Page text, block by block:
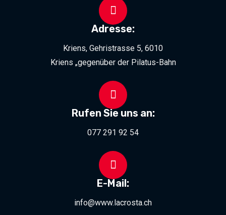
Adresse:
Kriens, Gehristrasse 5, 6010
Kriens „gegenüber der Pilatus-Bahn
Rufen Sie uns an:
077 291 92 54
E-Mail:
info@www.lacrosta.ch